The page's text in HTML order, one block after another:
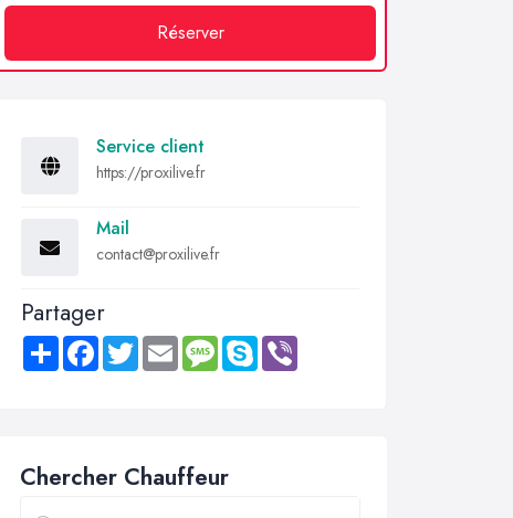
Réserver
Service client
https://proxilive.fr
Mail
contact@proxilive.fr
Partager
Share FacebookTwitter Email MessageSkype
Chercher Chauffeur